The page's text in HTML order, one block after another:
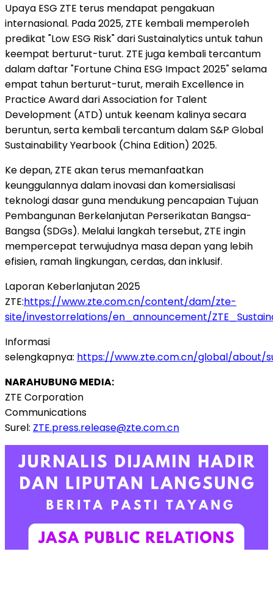
Upaya ESG ZTE terus mendapat pengakuan
internasional. Pada 2025, ZTE kembali memperoleh
predikat "Low ESG Risk" dari Sustainalytics untuk tahun
keempat berturut-turut. ZTE juga kembali tercantum
dalam daftar "Fortune China ESG Impact 2025" selama
empat tahun berturut-turut, meraih Excellence in
Practice Award dari Association for Talent
Development (ATD) untuk keenam kalinya secara
beruntun, serta kembali tercantum dalam S&P Global
Sustainability Yearbook (China Edition) 2025.
Ke depan, ZTE akan terus memanfaatkan
keunggulannya dalam inovasi dan komersialisasi
teknologi dasar guna mendukung pencapaian Tujuan
Pembangunan Berkelanjutan Perserikatan Bangsa-
Bangsa (SDGs). Melalui langkah tersebut, ZTE ingin
mempercepat terwujudnya masa depan yang lebih
efisien, ramah lingkungan, cerdas, dan inklusif.
Laporan Keberlanjutan 2025
ZTE:https://www.zte.com.cn/content/dam/zte-
site/investorrelations/en_announcement/
Informasi
selengkapnya: https://www.zte.com.cn/global/about/
NARAHUBUNG MEDIA:
ZTE Corporation
Communications
Surel: ZTE.press.release@zte.com.cn